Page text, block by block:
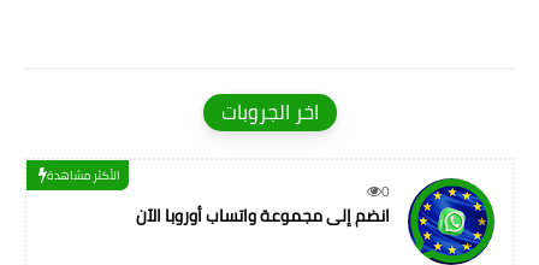
اخر الجروبات
0
الأكثر مشاهدة
انضم إلى مجموعة واتساب أوروبا الآن